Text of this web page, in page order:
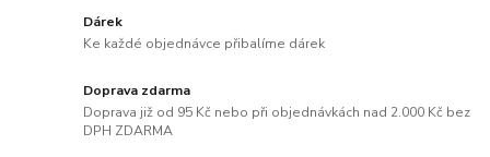
Dárek
Ke každé objednávce přibalíme dárek
Doprava zdarma
Doprava již od 95 Kč nebo při objednávkách nad 2.000 Kč bez
DPH ZDARMA